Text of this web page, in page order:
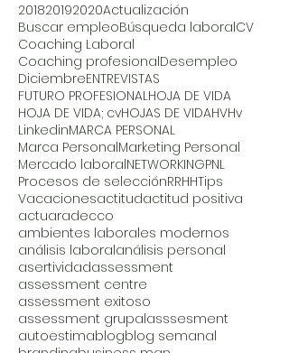
201820192020Actualización
Buscar empleoBúsqueda laboralCV
Coaching Laboral
Coaching profesionalDesempleo
DiciembreENTREVISTAS
FUTURO PROFESIONALHOJA DE VIDA
HOJA DE VIDA; cvHOJAS DE VIDAHVHv
LinkedinMARCA PERSONAL
Marca PersonalMarketing Personal
Mercado laboralNETWORKINGPNL
Procesos de selecciónRRHHTips
Vacacionesactitudactitud positiva
actuaradecco
ambientes laborales modernos
análisis laboralanálisis personal
asertividadassessment
assessment centre
assessment exitoso
assessment grupalasssesment
autoestimablogblog semanal